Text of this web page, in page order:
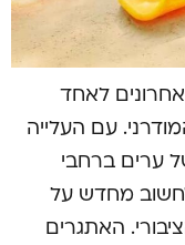
לאחד
עם העלייה
ערים ברחבי
מחדש על
האתגרים